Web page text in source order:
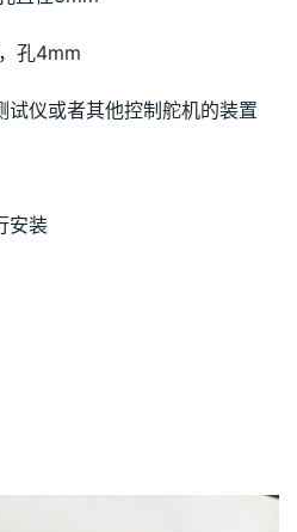
孔4mm
仪或者其他控制舵机的装置
安装